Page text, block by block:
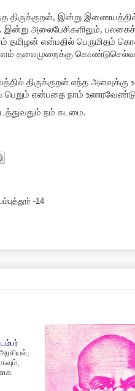
திருக்குறள், இன்று
இன்று அலைபேசிகளிலும்,
தமிழன் என்பதில் பெருமிதம்
இளம் தலைமுறைக்கு
திருக்குறள் எந்த அளவுக்கு
பெறும் என்பதை நாம்
நம் கடமை.
-14